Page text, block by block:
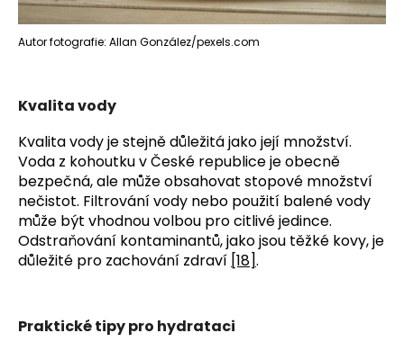
Autor fotografie: Allan González/pexels.com
Kvalita vody
Kvalita vody je stejně důležitá jako její množství.
Voda z kohoutku v České republice je obecně
bezpečná, ale může obsahovat stopové množství
nečistot. Filtrování vody nebo použití balené vody
může být vhodnou volbou pro citlivé jedince.
Odstraňování kontaminantů, jako jsou těžké kovy, je
důležité pro zachování zdraví [18].
Praktické tipy pro hydrataci